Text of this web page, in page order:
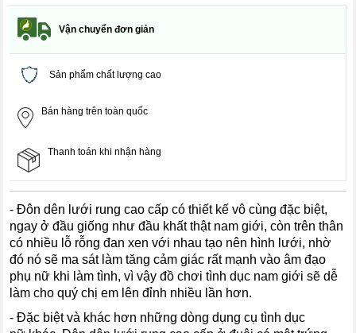
Vận chuyển đơn giản
Sản phẩm chất lượng cao
Bán hàng trên toàn quốc
Thanh toán khi nhận hàng
- Đôn dên lưới rung cao cấp có thiết kế vô cùng đặc biệt,
ngay ở đầu giống như đầu khất thật nam giới, còn trên thân
có nhiều lỗ rỗng đan xen với nhau tạo nên hình lưới, nhờ
đó nó sẽ ma sát làm tăng cảm giác rất mạnh vào âm đạo
phụ nữ khi làm tình, vì vậy đồ chơi tình dục nam giới sẽ dễ
làm cho quý chị em lên đỉnh nhiều lần hơn.
- Đặc biệt và khác hơn những dòng dụng cụ tình dục